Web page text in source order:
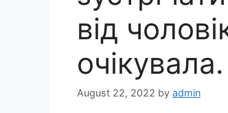
від
очікувала.
August 22, 2022 by admin